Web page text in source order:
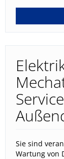
Sie sind
Wartung von